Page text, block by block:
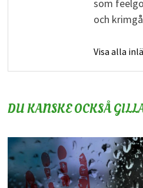
som
och
Visa alla
DU KANSKE OCKSÅ